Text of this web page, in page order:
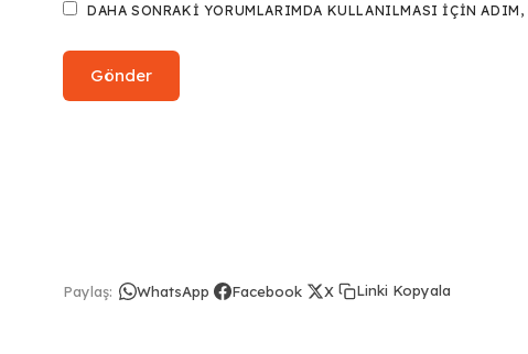
DAHA SONRAKI YORUMLARIMDA KULLANILMASI IÇIN
Paylaş: WhatsApp Facebook X Linki Kopyala